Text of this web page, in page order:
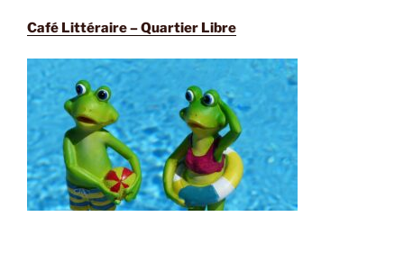
Café Littéraire – Quartier Libre